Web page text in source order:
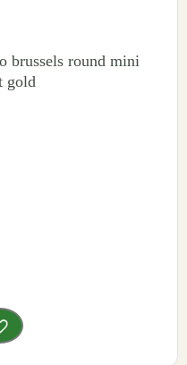
brussels round mini
gold